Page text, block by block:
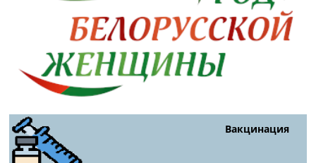
Вакцинация